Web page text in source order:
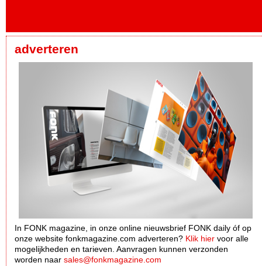
adverteren
In FONK magazine, in onze online nieuwsbrief FONK daily óf op
onze website fonkmagazine.com adverteren? Klik hier voor alle
mogelijkheden en tarieven. Aanvragen kunnen verzonden
worden naar sales@fonkmagazine.com